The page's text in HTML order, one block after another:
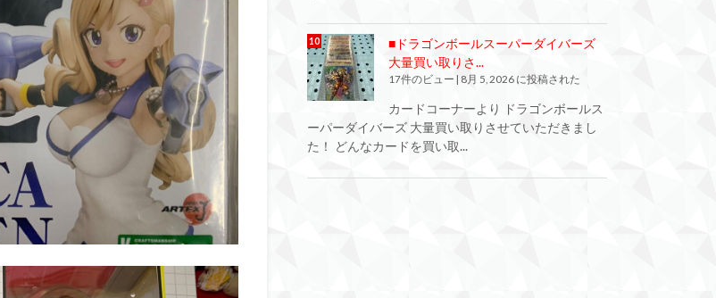
■ドラゴンボールスーパーダイバーズ
大量買い取りさ...
17件のビュー | 8月 5, 2026 に投稿された
カードコーナーより ドラゴンボールス
ーパーダイバーズ 大量買い取りさせていただきまし
た！ どんなカードを買い取...